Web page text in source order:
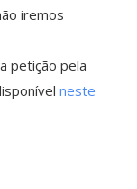
iremos
petição pela
neste